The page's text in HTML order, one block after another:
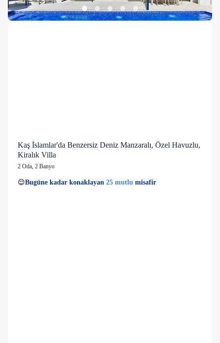
Kaş İslamlar'da Benzersiz Deniz Manzaralı, Özel Havuzlu,
Kiralık Villa
2 Oda, 2 Banyo
👀Son 1 saatte53 kişigörüntüledi